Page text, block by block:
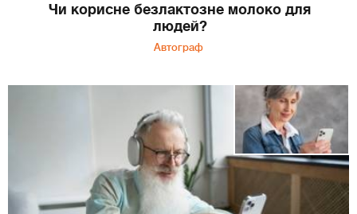
Чи корисне безлактозне молоко для
людей?
Автограф